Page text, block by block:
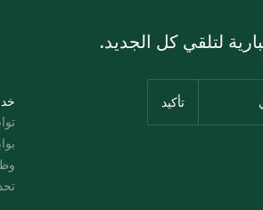
لتلقي كل الجديد.